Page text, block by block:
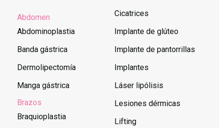
Abdomen
Abdominoplastia
Banda gástrica
Dermolipectomía
Manga gástrica
Brazos
Braquioplastia
Cicatrices
Implante de glúteo
Implante de pantorrillas
Implantes
Láser lipólisis
Lesiones dérmicas
Lifting